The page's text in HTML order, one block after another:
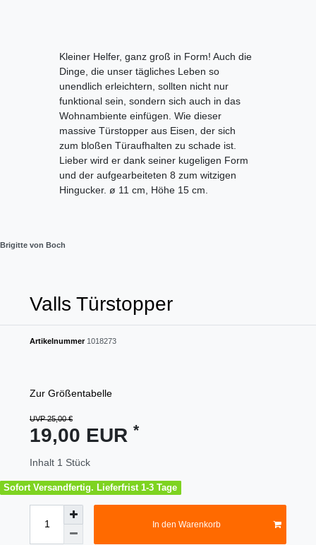
Kleiner Helfer, ganz groß in Form! Auch die
Dinge, die unser tägliches Leben so
unendlich erleichtern, sollten nicht nur
funktional sein, sondern sich auch in das
Wohnambiente einfügen. Wie dieser
massive Türstopper aus Eisen, der sich
zum bloßen Türaufhalten zu schade ist.
Lieber wird er dank seiner kugeligen Form
und der aufgearbeiteten 8 zum witzigen
Hingucker. ø 11 cm, Höhe 15 cm.
Brigitte von Boch
Valls Türstopper
Artikelnummer 1018273
Zur Größentabelle
UVP 25,00 €
19,00 EUR *
Inhalt 1 Stück
Sofort Versandfertig. Lieferfrist 1-3 Tage
In den Warenkorb